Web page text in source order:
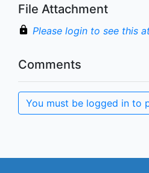
File Attachment
Please login to see this
Comments
You must be logged in to